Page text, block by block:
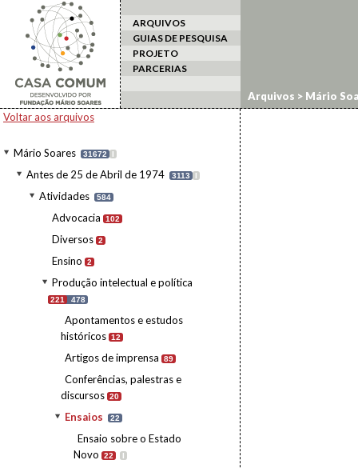
ARQUIVOS
GUIAS DE PESQUISA
PROJETO
PARCERIAS
Voltar aos arquivos
Mário Soares 31672 I
Antes de 25 de Abril de 1974 3113 I
Atividades 584
Advocacia 102
Diversos 2
Ensino 2
Produção intelectual e política
221 478
Apontamentos e estudos
históricos 12
Artigos de imprensa 89
Conferências, palestras e
discursos 20
Ensaios 22
Ensaio sobre o Estado
Novo
22 I
Arquivos > Mário
Ensaios